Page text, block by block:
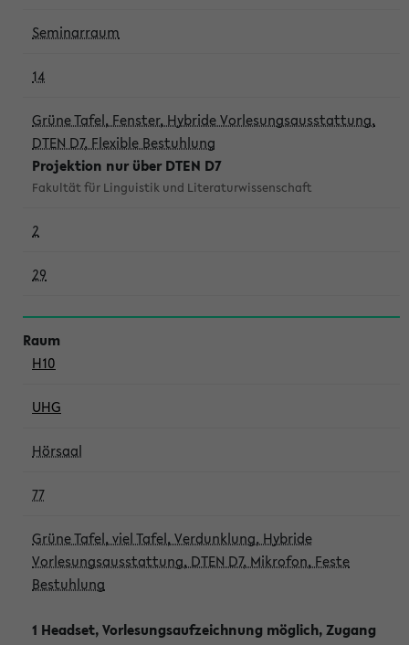
Seminarraum
14
Grüne Tafel, Fenster, Hybride Vorlesungsausstattung,
DTEN D7, Flexible Bestuhlung
Projektion nur über DTEN D7
Fakultät für Linguistik und Literaturwissenschaft
2
29
H10
UHG
Hörsaal
77
Grüne Tafel, viel Tafel, Verdunklung, Hybride
Vorlesungsausstattung, DTEN D7, Mikrofon, Feste
Bestuhlung
1 Headset, Vorlesungsaufzeichnung möglich, Zugang